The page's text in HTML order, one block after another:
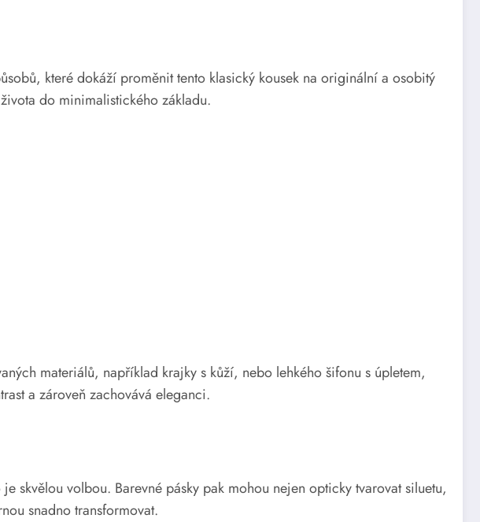
které dokáží proměnit tento klasický kousek na originální a osobitý
do minimalistického základu.
materiálů, například krajky s kůží, nebo lehkého šifonu s úpletem,
a zároveň zachovává eleganci.
skvělou volbou. Barevné pásky pak mohou nejen opticky tvarovat siluetu,
snadno transformovat.